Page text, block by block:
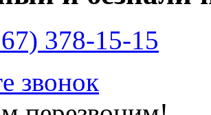
378-15-15
звонок